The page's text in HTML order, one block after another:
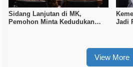
Sidang Lanjutan di MK,
Pemohon Minta Kedudukan
Jadi
View More